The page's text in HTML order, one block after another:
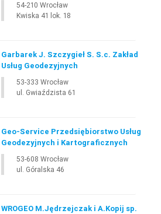
54-210 Wrocław
Kwiska 41 lok. 18
Garbarek J. Szczygieł S. S.c. Zakład
Usług Geodezyjnych
53-333 Wrocław
ul. Gwiaździsta 61
Geo-Service Przedsiębiorstwo Usług
Geodezyjnych i Kartograficznych
53-608 Wrocław
ul. Góralska 46
WROGEO M.Jędrzejczak i A.Kopij sp.